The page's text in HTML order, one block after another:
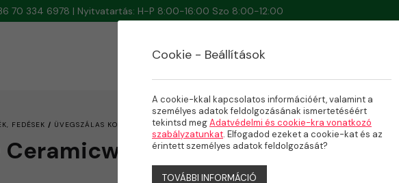
70 334 6978 | Nyitvatartás: H-P 8:00-16:00 Szo 8:00-12:00
FEDÉSEK / ÜVEGSZÁLAS KOMPOZIT MEDENCÉK
Cookie - Beállítások
A cookie-kkal kapcsolatos információért, valamint a
személyes adatok feldolgozásának ismertetéséért
tekintsd megAdatvédelmi és cookie-kra vonatkozó
szabályzatunkat. Elfogadod ezeket a cookie-kat és az
érintett személyes adatok feldolgozását?
TOVÁBBI INFORMÁCIÓ